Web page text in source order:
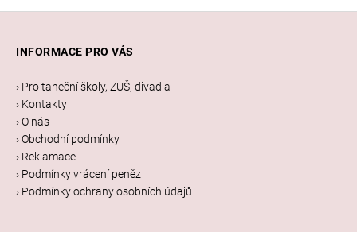
INFORMACE PRO VÁS
› Pro taneční školy, ZUŠ, divadla
› Kontakty
› O nás
› Obchodní podmínky
› Reklamace
› Podmínky vrácení peněz
› Podmínky ochrany osobních údajů